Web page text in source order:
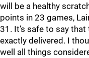
will be a healthy
points in 23 games,
31. It’s safe to say
exactly delivered. I
well all things